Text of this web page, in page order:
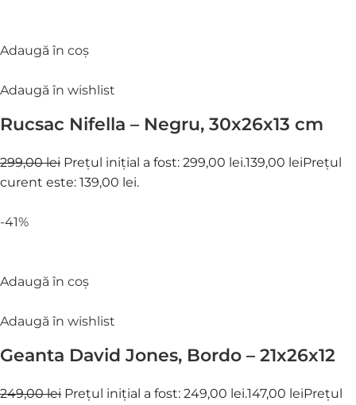
Adaugă în coș
Adaugă în wishlist
Rucsac Nifella – Negru, 30x26x13 cm
299,00 lei Prețul inițial a fost: 299,00 lei.139,00 leiPrețul
curent este: 139,00 lei.
-41%
Adaugă în coș
Adaugă în wishlist
Geanta David Jones, Bordo – 21x26x12
249,00 lei Prețul inițial a fost: 249,00 lei.147,00 leiPrețul